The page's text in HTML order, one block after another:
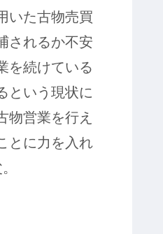
いた古物売買
されるか不安
を続けている
という現状に
物営業を行え
とに力を入れ